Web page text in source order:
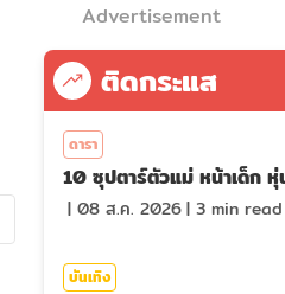
Advertisement
ติดกระแส
ดารา
10 ซุปตาร์ตัวแม่ หน้าเด็ก
| 08 ส.ค. 2026| 3 min read
บันเทิง